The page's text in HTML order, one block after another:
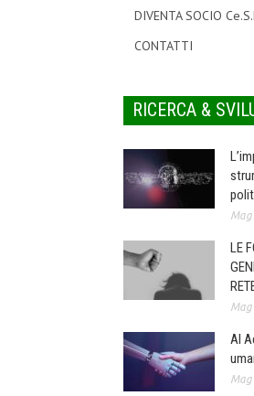
DIVENTA SOCIO
CONTATTI
RICERCA &
LE
AI